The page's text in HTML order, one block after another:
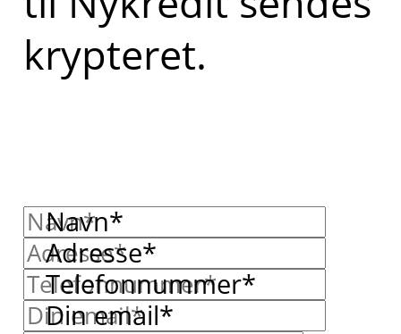
krypteret.
Navn*
Adresse*
Telefonnummer*
Din email*